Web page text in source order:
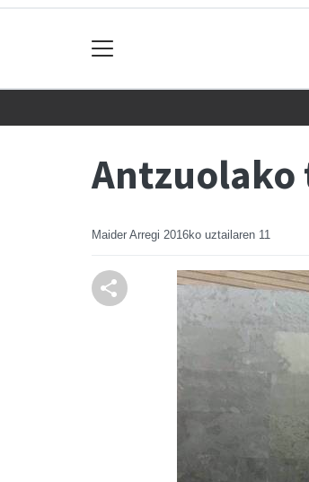
Maider Arregi 2016ko uztailaren 11